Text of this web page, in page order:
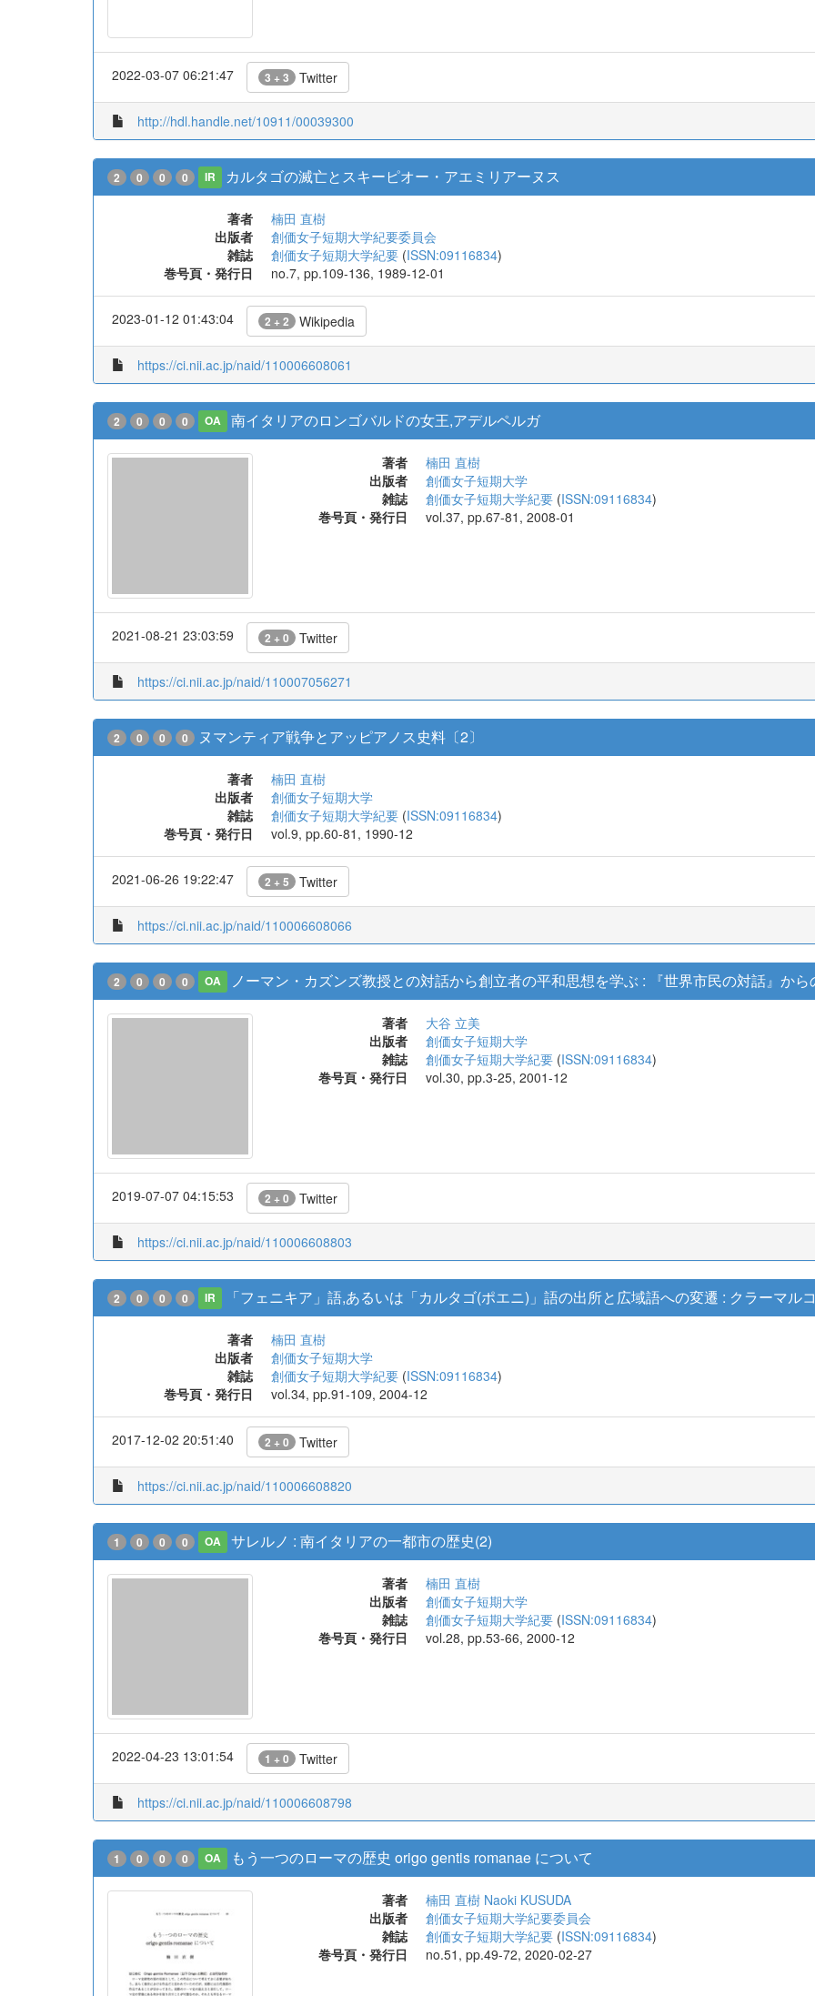
2022-03-07 06:21:47 3 + 3 Twitter
http://hdl.handle.net/10911/00039300
2 0 0 0 IR カルタゴの滅亡とスキーピオー・アエミリアーヌス
著者
楠田 直樹
出版者
創価女子短期大学紀要委員会
雑誌
創価女子短期大学紀要 (ISSN:09116834)
巻号頁・発行日
no.7, pp.109-136, 1989-12-01
2023-01-12 01:43:04 2 + 2 Wikipedia
https://ci.nii.ac.jp/naid/110006608061
2 0 0 0 OA 南イタリアのロンゴバルドの女王,アデルペルガ
著者
楠田 直樹
出版者
創価女子短期大学
雑誌
創価女子短期大学紀要 (ISSN:09116834)
巻号頁・発行日
vol.37, pp.67-81, 2008-01
2021-08-21 23:03:59 2 + 0 Twitter
https://ci.nii.ac.jp/naid/110007056271
2 0 0 0 ヌマンティア戦争とアッピアノス史料〔2〕
著者
楠田 直樹
出版者
創価女子短期大学
雑誌
創価女子短期大学紀要 (ISSN:09116834)
巻号頁・発行日
vol.9, pp.60-81, 1990-12
2021-06-26 19:22:47 2 + 5 Twitter
https://ci.nii.ac.jp/naid/110006608066
2 0 0 0 OA ノーマン・カズンズ教授との対話から創立者の平和思想を学ぶ : 『世界市民の対話』から
著者
大谷 立美
出版者
創価女子短期大学
雑誌
創価女子短期大学紀要 (ISSN:09116834)
巻号頁・発行日
vol.30, pp.3-25, 2001-12
2019-07-07 04:15:53 2 + 0 Twitter
https://ci.nii.ac.jp/naid/110006608803
2 0 0 0 IR 「フェニキア」語,あるいは「カルタゴ(ポエニ)」語の出所と広域語への変遷 : クラーマ
著者
楠田 直樹
出版者
創価女子短期大学
雑誌
創価女子短期大学紀要 (ISSN:09116834)
巻号頁・発行日
vol.34, pp.91-109, 2004-12
2017-12-02 20:51:40 2 + 0 Twitter
https://ci.nii.ac.jp/naid/110006608820
1 0 0 0 OA サレルノ : 南イタリアの一都市の歴史(2)
著者
楠田 直樹
出版者
創価女子短期大学
雑誌
創価女子短期大学紀要 (ISSN:09116834)
巻号頁・発行日
vol.28, pp.53-66, 2000-12
2022-04-23 13:01:54 1 + 0 Twitter
https://ci.nii.ac.jp/naid/110006608798
1 0 0 0 OA もう一つのローマの歴史 origo gentis romanae について
著者 楠田 直樹 Naoki KUSUDA
出版者
創価女子短期大学紀要委員会
雑誌
創価女子短期大学紀要 (ISSN:09116834)
巻号頁・発行日
no.51, pp.49-72, 2020-02-27